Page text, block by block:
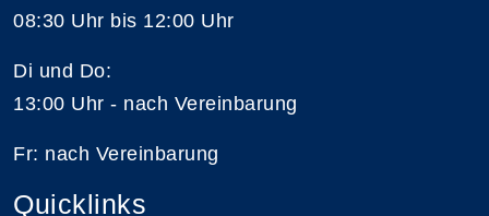
08:30 Uhr bis 12:00 Uhr
Di und Do:
13:00 Uhr - nach Vereinbarung
Fr: nach Vereinbarung
Quicklinks